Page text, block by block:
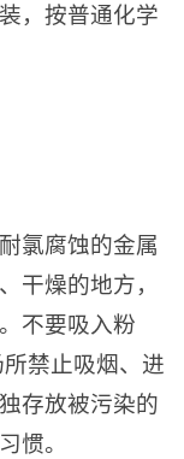
，按普通化学
氯腐蚀的金属
干燥的地方，
不要吸入粉
禁止吸烟、进
存放被污染的
惯。